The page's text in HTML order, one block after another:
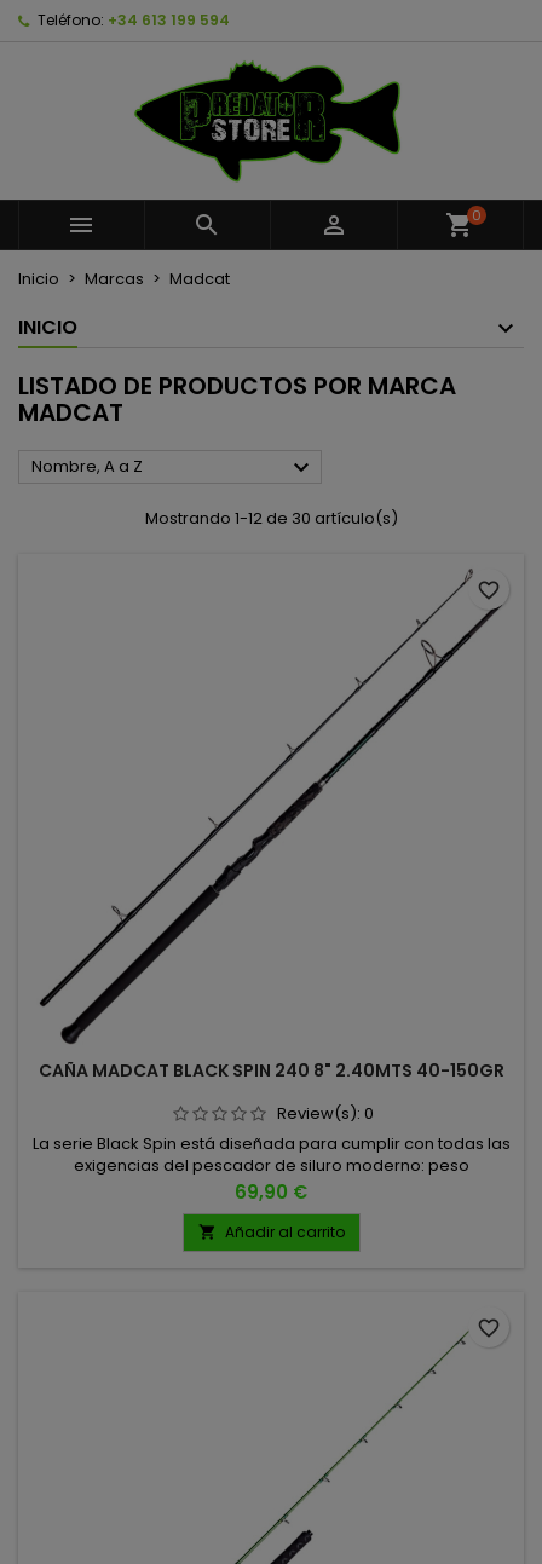
Teléfono: +34 613 199 594
   shopping_cart0
Inicio Marcas Madcat
INICIO
LISTADO DE PRODUCTOS POR MARCA
MADCAT
Nombre, A a Z 
Mostrando 1-12 de 30 artículo(s)
CAÑA MADCAT BLACK SPIN 240 8" 2.40MTS 40-150GR
Review(s): 0
La serie Black Spin está diseñada para cumplir con todas las
exigencias del pescador de siluro moderno: peso
optimizado, equilibrio perfecto, gran sensibilidad y potencia
contundente. Su construcción en carbono de 24TC ofrece
una respuesta rápida y precisa, ideal para trabajar señuelos
grandes y sentir cada vibración bajo el agua. 8" 2.40 METROS
Precio
69,90 €
 Añadir al carrito
favorite_border
favorite_border
Crear nueva lista
((confirmMessage))
((cancelText))
Nombre de la lista de deseos
Cancelar Crear lista de deseos
Debe iniciar sesión para guardar productos en su
lista de deseos.
Iniciar sesión